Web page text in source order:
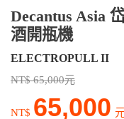
Decantus Asia
酒開瓶機
ELECTROPULL II
NT$ 65,000元
NT$ 65,000